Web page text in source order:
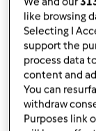
magi1
like browsing
Selecting I
support the
process data
content and
You can
withdraw
Purposes link